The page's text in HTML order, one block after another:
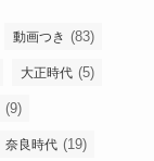
動画つき (83)
大正時代 (5)
(9)
奈良時代 (19)